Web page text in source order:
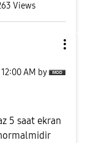
Views
12:00 AM by
5 saat ekran